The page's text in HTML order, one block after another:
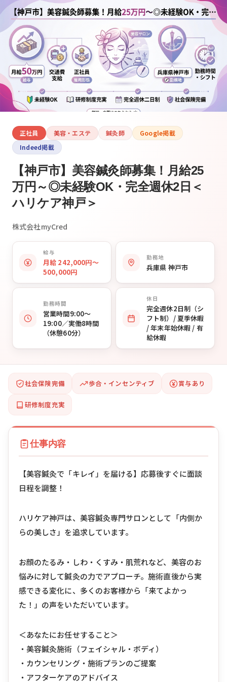
正社員 美容・エステ 鍼灸師
Google掲載
Indeed掲載
【神戸市】美容鍼灸師募集！月給25
万円～◎未経験OK・完全週休2日＜
ハリケア神戸＞
株式会社myCred
給与
月給 242,000円〜
500,000円
勤務地
兵庫県 神戸市
勤務時間
営業時間9:00〜
19:00／実働8時間
（休憩60分）
休日
完全週休2日制（シ
フト制）/ 夏季休暇
/ 年末年始休暇 / 有
給休暇
社会保険完備 歩合・インセンティブ 賞与あり
研修制度充実
仕事内容
【美容鍼灸で「キレイ」を届ける】応募後すぐに面談
日程を調整！
ハリケア神戸は、美容鍼灸専門サロンとして「内側か
らの美しさ」を追求しています。
お顔のたるみ・しわ・くすみ・肌荒れなど、美容のお
悩みに対して鍼灸の力でアプローチ。施術直後から実
感できる変化に、多くのお客様から「来てよかっ
た！」の声をいただいています。
＜あなたにお任せすること＞
・美容鍼灸施術（フェイシャル・ボディ）
・カウンセリング・施術プランのご提案
・アフターケアのアドバイス